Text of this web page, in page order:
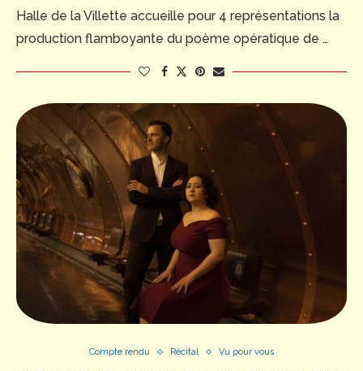
Halle de la Villette accueille pour 4 représentations la
production flamboyante du poème opératique de …
Compte rendu Récital Vu pour vous